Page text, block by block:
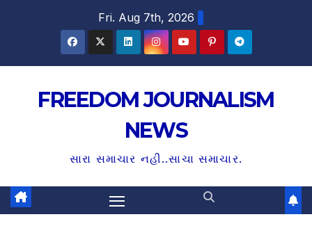
e
Fri. Aug 7th, 2026
FREEDOM JOURNALISM
NEWS
સારા સમાચાર નહી..સાચા સમાચાર.